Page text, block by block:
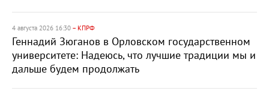
4 августа 2026 16:30 – КПРФ
Геннадий Зюганов в Орловском государственном
университете: Надеюсь, что лучшие традиции мы и
дальше будем продолжать